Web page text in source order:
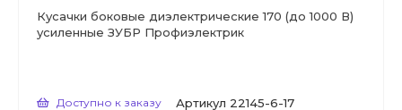
Кусачки боковые диэлектрические 170 (до 1000 В)
усиленные ЗУБР Профиэлектрик
Доступно к заказу Артикул 22145-6-17